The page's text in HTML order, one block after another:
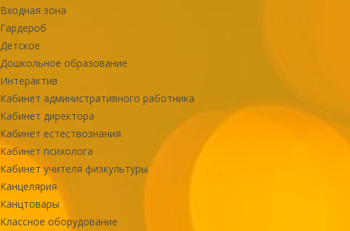
Входная зона
Гардероб
Детское
Дошкольное образование
Интерактив
Кабинет административного работника
Кабинет директора
Кабинет естествознания
Кабинет психолога
Кабинет учителя физкультуры
Канцелярия
Канцтовары
Классное оборудование